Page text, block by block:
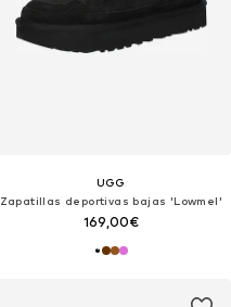
UGG
Zapatillas deportivas bajas 'Lowmel'
169,00€